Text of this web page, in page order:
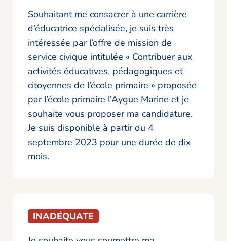
Souhaitant me consacrer à une carrière
d’éducatrice spécialisée, je suis très
intéressée par l’offre de mission de
service civique intitulée « Contribuer aux
activités éducatives, pédagogiques et
citoyennes de l’école primaire » proposée
par l’école primaire l’Aygue Marine et je
souhaite vous proposer ma candidature.
Je suis disponible à partir du 4
septembre 2023 pour une durée de dix
mois.
INADÉQUATE